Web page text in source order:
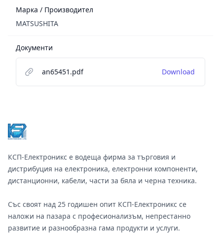
Марка / Производител
MATSUSHITA
Документи
an65451.pdf Download
КСП-Електроникс е водеща фирма за търговия и
дистрибуция на електроника, електронни компоненти,
дистанционни, кабели, части за бяла и черна техника.
Със своят над 25 годишен опит КСП-Електроникс се
наложи на пазара с професионализъм, непрестанно
развитие и разнообразна гама продукти и услуги.